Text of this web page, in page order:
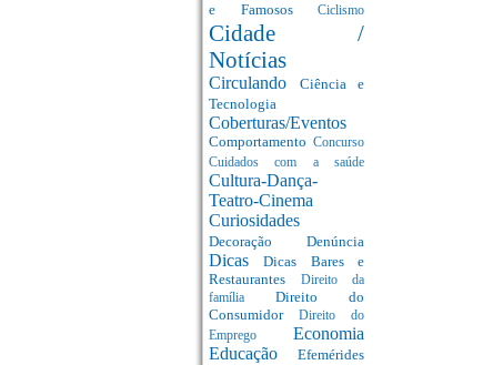
e Famosos Ciclismo
Cidade /
Notícias
Circulando Ciência e
Tecnologia
Coberturas/Eventos
Comportamento Concurso
Cuidados com a saúde
Cultura-Dança-
Teatro-Cinema
Curiosidades
Decoração Denúncia
DicasDicas Bares e
Restaurantes
Direito da
família Direito do
Consumidor Direito do
Emprego Economia
Educação Efemérides